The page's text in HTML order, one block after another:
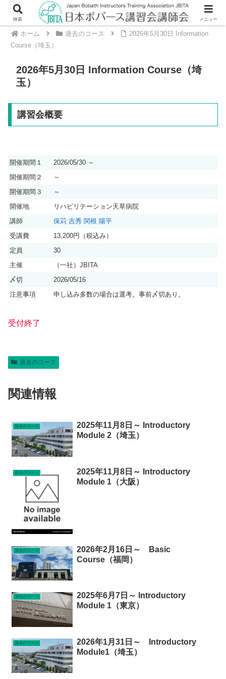
ホーム 過去のコース
2026年5月30日 Information
Course（埼玉）
2026年5月30日 Information Course（埼
玉）
講習会概要
開催期間１
2026/05/30 ～
開催期間２
～
開催期間３
～
開催地
リハビリテーション天草病院
講師
保苅 吉秀 関根 陽平
受講費
13,200円（税込み）
定員
30
主催
（一社）JBITA
〆切
2026/05/16
注意事項
申し込み多数の場合は選考。事前〆切あり。
受付終了
過去のコース
関連情報
過去のコース
2025年11月8日～ Introductory
Module 2（埼玉）
過去のコース
2025年11月8日～ Introductory
Module 1（大阪）
過去のコース
2026年2月16日～ Basic
Course（福岡）
過去のコース
2025年6月7日～ Introductory
Module 1（東京）
過去のコース
2026年1月31日～ Introductory
Module1（埼玉）
検索 メニュー